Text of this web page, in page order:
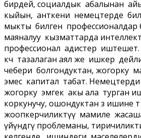
бирдей, социалдык абалынан
кыйын, анткени немецтерде
мыкты билген профессионалдар
маяналуу кызматтарда
профессионал адистер иштешет.
көчө тазалаган аял же ишкер
чебери болгондуктан, жогорку
эмес капитал табат.
жогорку эмгек акы ала турган
коркунучу, ошондуктан өз ишине
жоопкерчиликтүү мамиле
үйүндөгү проблеманы,